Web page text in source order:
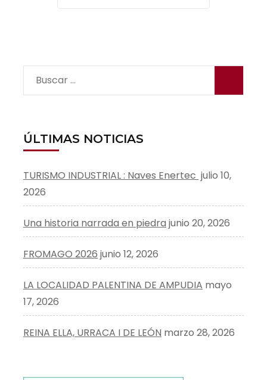
Buscar:
ÚLTIMAS NOTICIAS
TURISMO INDUSTRIAL : Naves Enertec julio 10,
2026
Una historia narrada en piedra junio 20, 2026
FROMAGO 2026 junio 12, 2026
LA LOCALIDAD PALENTINA DE AMPUDIA mayo
17, 2026
REINA ELLA, URRACA I DE LEÓN marzo 28, 2026